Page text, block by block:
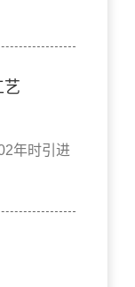
艺
年时引进